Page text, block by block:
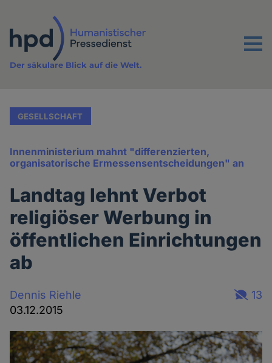
Inhalt
Menu
Der säkulare Blick auf die Welt.
GESELLSCHAFT
Innenministerium mahnt "differenzierten,
organisatorische Ermessensentscheidungen" an
Landtag lehnt Verbot
religiöser Werbung in
öffentlichen Einrichtungen
ab
Dennis Riehle
03.12.2015
13